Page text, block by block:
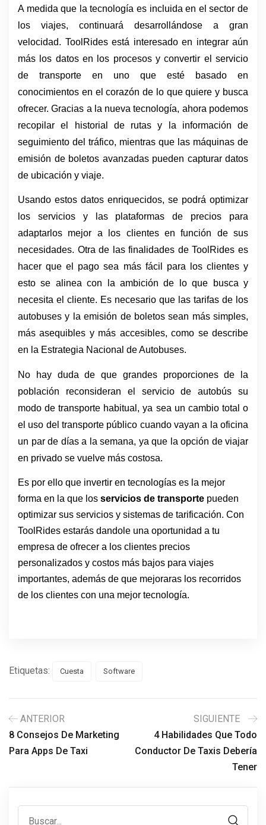
A medida que la tecnología es incluida en el sector de
los viajes, continuará desarrollándose a gran
velocidad. ToolRides está interesado en integrar aún
más los datos en los procesos y convertir el servicio
de transporte en uno que esté basado en
conocimientos en el corazón de lo que quiere y busca
ofrecer. Gracias a la nueva tecnología, ahora podemos
recopilar el historial de rutas y la información de
seguimiento del tráfico, mientras que las máquinas de
emisión de boletos avanzadas pueden capturar datos
de ubicación y viaje.
Usando estos datos enriquecidos, se podrá optimizar
los servicios y las plataformas de precios para
adaptarlos mejor a los clientes en función de sus
necesidades. Otra de las finalidades de ToolRides es
hacer que el pago sea más fácil para los clientes y
esto se alinea con la ambición de lo que busca y
necesita el cliente. Es necesario que las tarifas de los
autobuses y la emisión de boletos sean más simples,
más asequibles y más accesibles, como se describe
en la Estrategia Nacional de Autobuses.
No hay duda de que grandes proporciones de la
población reconsideran el servicio de autobús su
modo de transporte habitual, ya sea un cambio total o
el uso del transporte público cuando vayan a la oficina
un par de días a la semana, ya que la opción de viajar
en privado se vuelve más costosa.
Es por ello que invertir en tecnologías es la mejor
forma en la que los servicios de transporte pueden
optimizar sus servicios y sistemas de tarificación. Con
ToolRides estarás dandole una oportunidad a tu
empresa de ofrecer a los clientes precios
personalizados y costos más bajos para viajes
importantes, además de que mejoraras los recorridos
de los clientes con una mejor tecnología.
Etiquetas: Cuesta Software
ANTERIOR
8 Consejos De Marketing
Para Apps De Taxi
SIGUIENTE
4 Habilidades Que Todo
Conductor De Taxis Debería
Tener